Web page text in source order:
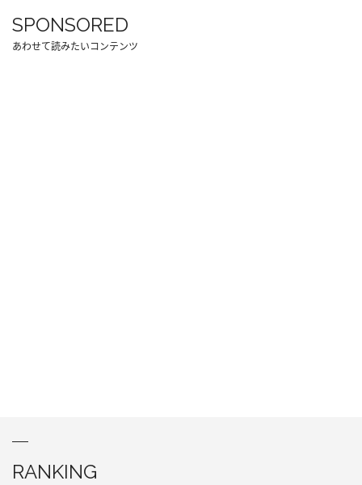
SPONSORED
あわせて読みたいコンテンツ
RANKING